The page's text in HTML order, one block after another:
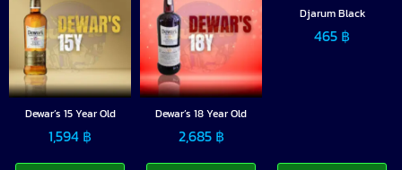
Dewar’s 15 Year Old
1,594 ฿
Dewar’s 18 Year Old
2,685 ฿
Djarum Black
465 ฿